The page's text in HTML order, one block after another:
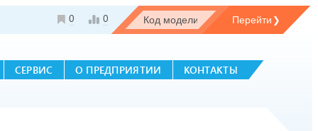
0 0
СЕРВИС О ПРЕДПРИЯТИИ КОНТАКТЫ